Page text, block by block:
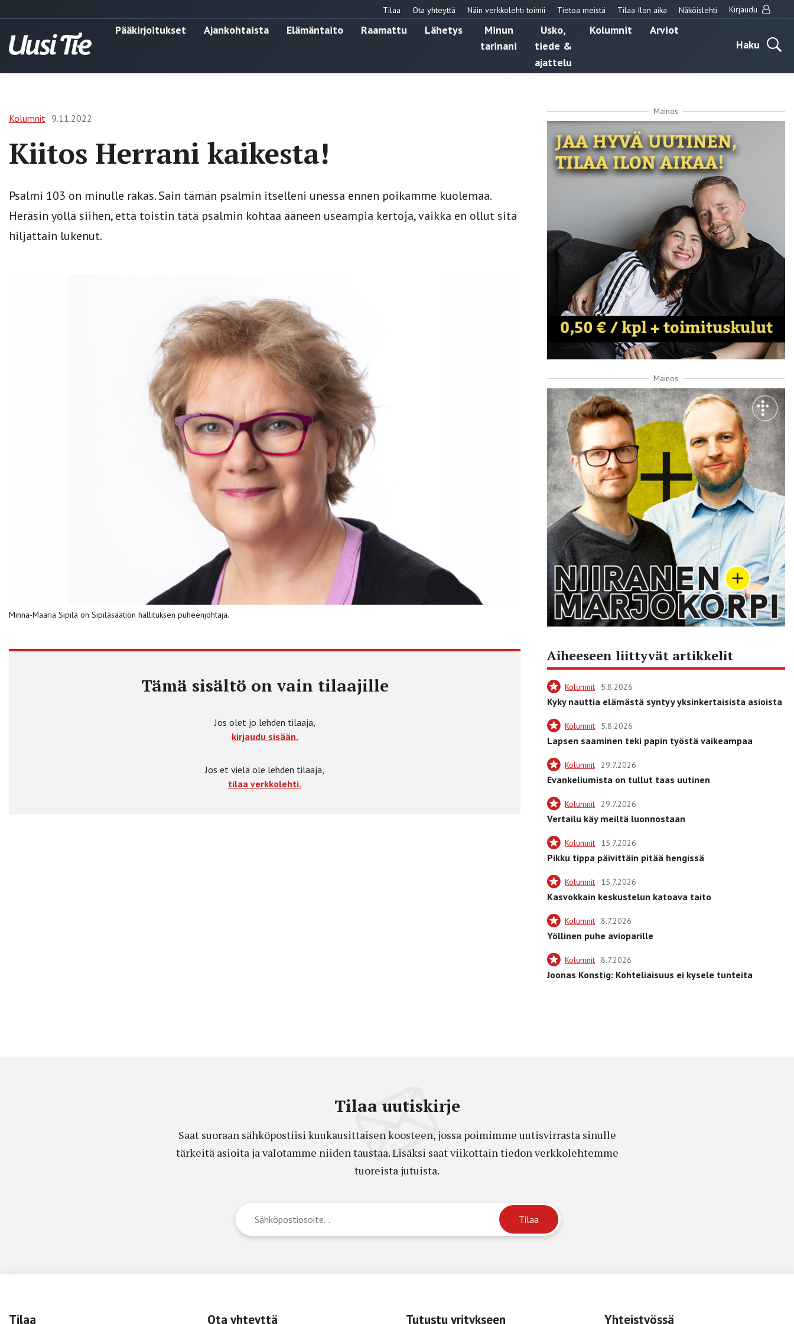
Tilaa Ota yhteyttä Näin verkkolehti toimii Tietoa meistä Tilaa Ilon aika Näköislehti Kirjaudu
Pääkirjoitukset Ajankohtaista Elämäntaito Raamattu Lähetys
Minun
tarinani
Usko,
tiede &
ajattelu
Kolumnit
Arviot
Haku
Kolumnit 9.11.2022
Kiitos Herrani kaikesta!
Psalmi 103 on minulle rakas. Sain tämän psalmin itselleni unessa ennen poikamme kuolemaa.
Heräsin yöllä siihen, että toistin tätä psalmin kohtaa ääneen useampia kertoja, vaikka en ollut sitä
hiljattain lukenut.
Minna-Maaria Sipilä on Sipiläsäätiön hallituksen puheenjohtaja.
Tämä sisältö on vain tilaajille
Jos olet jo lehden tilaaja,
kirjaudu sisään.
Jos et vielä ole lehden tilaaja,
tilaa verkkolehti.
Mainos
Mainos
Aiheeseen liittyvät artikkelit
Kolumnit 5.8.2026
Kyky nauttia elämästä syntyy yksinkertaisista asioista
Kolumnit 5.8.2026
Lapsen saaminen teki papin työstä vaikeampaa
Kolumnit 29.7.2026
Evankeliumista on tullut taas uutinen
Kolumnit 29.7.2026
Vertailu käy meiltä luonnostaan
Kolumnit 15.7.2026
Pikku tippa päivittäin pitää hengissä
Kolumnit 15.7.2026
Kasvokkain keskustelun katoava taito
Kolumnit 8.7.2026
Yöllinen puhe avioparille
Kolumnit 8.7.2026
Joonas Konstig: Kohteliaisuus ei kysele tunteita
Tilaa uutiskirje
Saat suoraan sähköpostiisi kuukausittaisen koosteen, jossa poimimme uutisvirrasta sinulle
tärkeitä asioita ja valotamme niiden taustaa. Lisäksi saat viikottain tiedon verkkolehtemme
tuoreista jutuista.
Tilaa Ota yhteyttä Tutustu yritykseen Yhteistyössä